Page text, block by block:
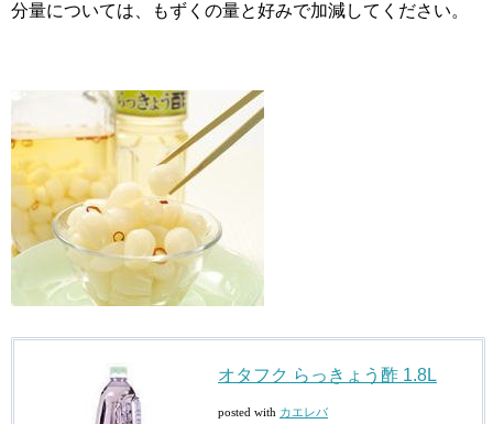
分量については、もずくの量と好みで加減してください。
オタフク らっきょう酢 1.8L
posted with カエレバ